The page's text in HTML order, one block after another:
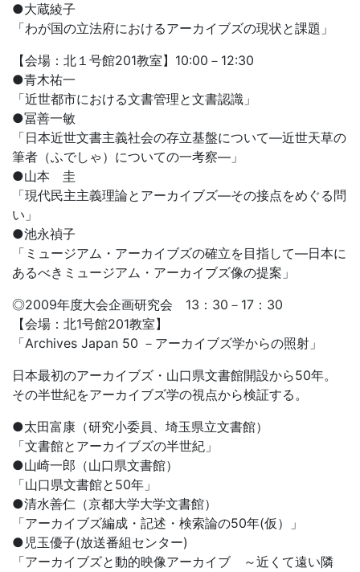
●大蔵綾子
「わが国の立法府におけるアーカイブズの現状と課題」
【会場：北１号館201教室】10:00－12:30
●青木祐一
「近世都市における文書管理と文書認識」
●冨善一敏
「日本近世文書主義社会の存立基盤について―近世天草の
筆者（ふでしゃ）についての一考察―」
●山本 圭
「現代民主主義理論とアーカイブズ―その接点をめぐる問
い」
●池永禎子
「ミュージアム・アーカイブズの確立を目指して―日本に
あるべきミュージアム・アーカイブズ像の提案」
◎2009年度大会企画研究会 13：30－17：30
【会場：北1号館201教室】
「Archives Japan 50 －アーカイブズ学からの照射」
日本最初のアーカイブズ・山口県文書館開設から50年。
その半世紀をアーカイブズ学の視点から検証する。
●太田富康（研究小委員、埼玉県立文書館）
「文書館とアーカイブズの半世紀」
●山崎一郎（山口県文書館）
「山口県文書館と50年」
●清水善仁（京都大学大学文書館）
「アーカイブズ編成・記述・検索論の50年(仮）」
●児玉優子(放送番組センター)
「アーカイブズと動的映像アーカイブ ～近くて遠い隣